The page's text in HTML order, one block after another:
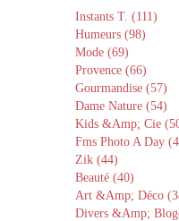
Instants T. (111)
Humeurs (98)
Mode (69)
Provence (66)
Gourmandise (57)
Dame Nature (54)
Kids &Amp; Cie
Fms Photo A Day
Zik (44)
Beauté (40)
Art &Amp; Déco
Divers &Amp;